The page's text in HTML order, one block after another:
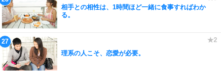
相手との相性は、1時間ほど一緒に食事すればわか
る。
理系の人こそ、恋愛が必要。